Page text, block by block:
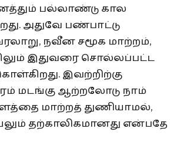
பல்லாண்டு கால
அதுவே பண்பாட்டு
நவீன சமூக மாற்றம்,
இதுவரை சொல்லப்பட்ட
இவற்றிற்கு
மடங்கு ஆற்றலோடு நாம்
மாற்றத் துணியாமல்,
தற்காலிகமானது என்பதே